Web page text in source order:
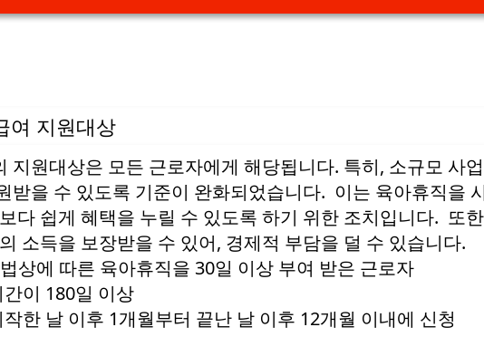
여 지원대상
지원대상은 모든 근로자에게 해당됩니다. 특히, 소규모 사
받을 수 있도록 기준이 완화되었습니다. 이는 육아휴직을
다 쉽게 혜택을 누릴 수 있도록 하기 위한 조치입니다. 또
소득을 보장받을 수 있어, 경제적 부담을 덜 수 있습니다.
상에 따른 육아휴직을 30일 이상 부여 받은 근로자
이 180일 이상
한 날 이후 1개월부터 끝난 날 이후 12개월 이내에 신청